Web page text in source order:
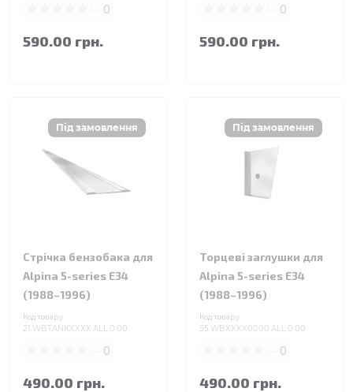
0
590.00 грн.
0
590.00 грн.
Стрічка бензобака для
Alpina 5-series E34
(1988–1996)
Код товару:
21.WBTANKXXXX.ALL.0.00
0
490.00 грн.
Торцеві заглушки для
Alpina 5-series E34
(1988–1996)
Код товару:
55.WBXXXX0000.ALL.0.00
0
490.00 грн.